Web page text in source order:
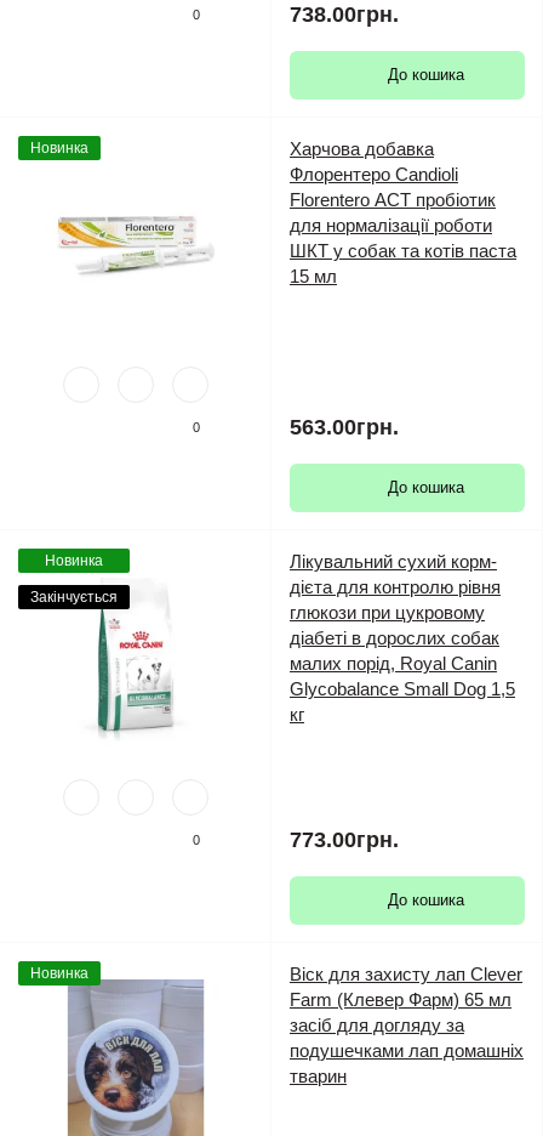
0 738.00грн.
До кошика
Новинка
0
Харчова добавка
Флорентеро Candioli
Florentero АСТ пробіотик
для нормалізації роботи
ШКТ у собак та котів паста
15 мл
563.00грн.
До кошика
Новинка
Закінчується
0
Лікувальний сухий корм-
дієта для контролю рівня
глюкози при цукровому
діабеті в дорослих собак
малих порід, Royal Canin
Glycobalance Small Dog 1,5
кг
773.00грн.
До кошика
Новинка
Віск для захисту лап Clever
Farm (Клевер Фарм) 65 мл
засіб для догляду за
подушечками лап домашніх
тварин